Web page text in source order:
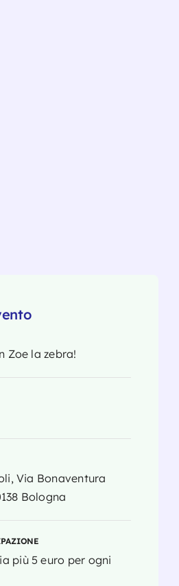
Zoe la zebra!
Via Bonaventura
Bologna
più 5 euro per ogni